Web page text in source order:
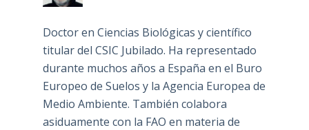
Doctor en Ciencias Biológicas y científico
titular del CSIC Jubilado. Ha representado
durante muchos años a España en el Buro
Europeo de Suelos y la Agencia Europea de
Medio Ambiente. También colabora
asiduamente con la FAO en materia de